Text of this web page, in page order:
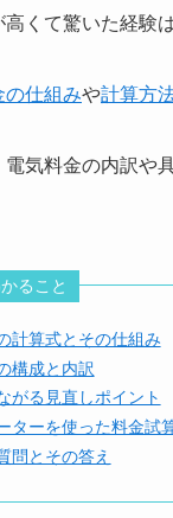
くて驚いた経験
の仕組みや計算方
気料金の内訳や
ること
計算式とその仕組み
構成と内訳
がる見直しポイント
ターを使った料金試
問とその答え